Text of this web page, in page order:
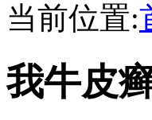
当前位置:
我牛皮